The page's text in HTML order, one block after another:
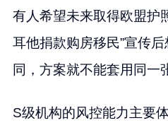
有人希望未来取得欧盟护
耳他捐款购房移民”宣传
同，方案就不能套用同一
S级机构的风控能力主要